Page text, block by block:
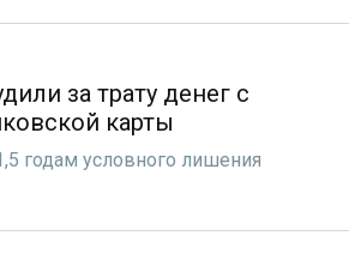
за трату денег с
карты
годам условного лишения